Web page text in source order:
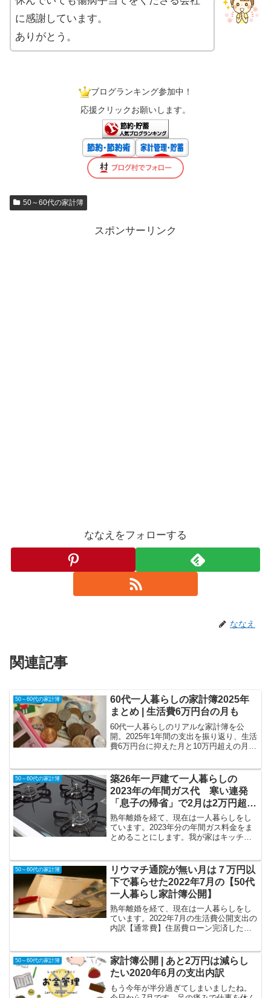
に感謝しています。
ありがとう。
ブログランキング参加中！
応援クリックお願いします。
50～60代の家計簿
スポンサーリンク
ななえをフォローする
ななえ
関連記事
50～60代の家計簿
60代一人暮らしの家計簿2025年
まとめ | 生活費6万円台の月も
60代一人暮らしのリアルな家計簿を公
開。2025年1年間の支出を振り返り、生活
費6万円台に抑えた月と10万円超えの月の
受給開始後のやりくりなど、賢い家計管
理の実例を紹介します。
50～60代の家計簿
築26年一戸建て一人暮らしの
2023年の年間ガス代 寒い連発
「息子の帰省」で2月は2万円超
え！
熟年離婚を経て、現在は一人暮らしをし
ています。2023年分の年間ガス料金をま
とめることにします。我が家はキッチン
40,832円でした。↓ ↓ ↓水道光熱費
ではあり...
50～60代の家計簿
リウマチ通院が無い月は７万円以
下で暮らせた2022年7月の【50代
一人暮らし家計簿公開】
熟年離婚を経て、現在は一人暮らしをし
ています。2022年7月の生活費公開支出の
内訳【通常費】住居費ローン完済したた
993コープ共済3,100医...
50～60代の家計簿
家計簿公開 | あと2万円は減らし
たい2020年6月の支出内訳
もう今年が半分過ぎてしまいましたね。